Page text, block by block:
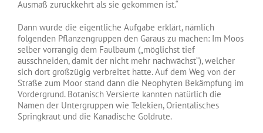
Ausmaß zurückkehrt als sie gekommen ist.“
Dann wurde die eigentliche Aufgabe erklärt, nämlich
folgenden Pflanzengruppen den Garaus zu machen: Im Moos
selber vorrangig dem Faulbaum („möglichst tief
ausschneiden, damit der nicht mehr nachwächst“), welcher
sich dort großzügig verbreitet hatte. Auf dem Weg von der
Straße zum Moor stand dann die Neophyten Bekämpfung im
Vordergrund. Botanisch Versierte kannten natürlich die
Namen der Untergruppen wie Telekien, Orientalisches
Springkraut und die Kanadische Goldrute.